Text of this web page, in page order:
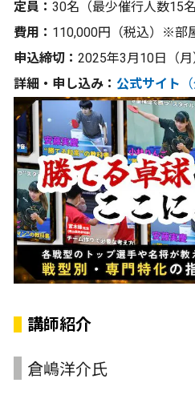
定員： 30名（最少催行人数15名
費用： 110,000円（税込）※部
申込締切： 2025年3月10日（
詳細・申し込み： 公式サイト
講師紹介
倉嶋洋介氏